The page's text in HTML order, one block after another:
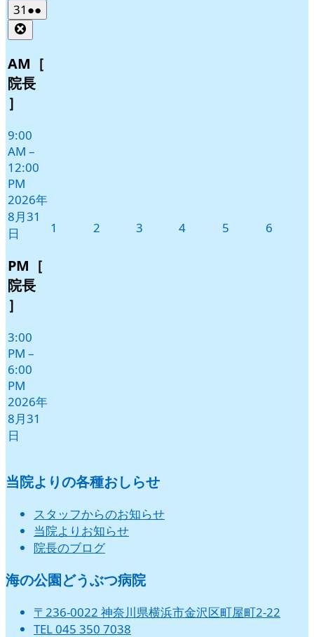
31 2026
年
8
月
31
日
●●
件
イ
ベ
AM［
院長
］
9:00
AM –
12:00
PM
2026年
8月31
日
PM［
院長
］
3:00
PM –
6:00
PM
2026年
8月31
日
1 2 3 42026
5 6
当院よりの各種おしらせ
スタッフからのお知らせ
当院よりお知らせ
院長のブログ
海の公園どうぶつ病院
〒236-0022 神奈川県横浜市金沢区町屋町2-22
TEL 045 350 7038